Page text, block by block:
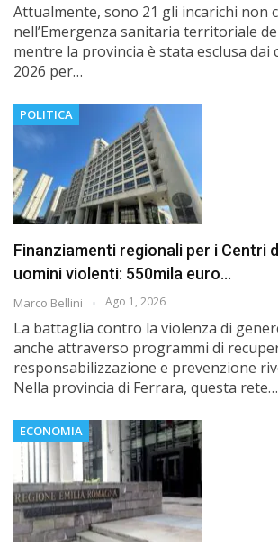
Attualmente, sono 21 gli incarichi non
nell’Emergenza sanitaria territoriale
mentre la provincia è stata esclusa dai
2026 per…
POLITICA
Finanziamenti regionali per i Centri
uomini violenti: 550mila euro…
Marco Bellini Ago 1, 2026
La battaglia contro la violenza di
anche attraverso programmi di
responsabilizzazione e prevenzione
Nella provincia di Ferrara, questa rete…
ECONOMIA